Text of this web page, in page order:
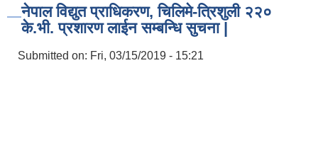
नेपाल विद्युत प्राधिकरण, चिलिमे-त्रिशुली २२०
के.भी. प्रशारण लाईन सम्बन्धि सुचना |
Submitted on: Fri, 03/15/2019 - 15:21